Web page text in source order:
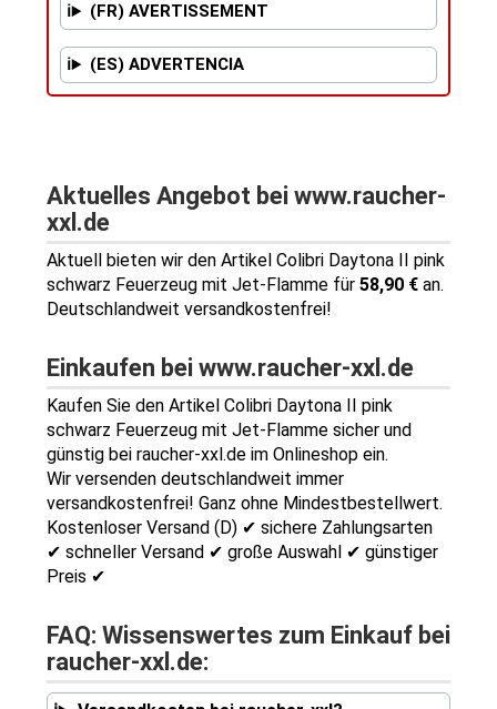
(FR) AVERTISSEMENT
(ES) ADVERTENCIA
Aktuelles Angebot bei www.raucher-
xxl.de
Aktuell bieten wir den Artikel Colibri Daytona II pink
schwarz Feuerzeug mit Jet-Flamme für 58,90 €an.
Deutschlandweit versandkostenfrei!
Einkaufen bei www.raucher-xxl.de
Kaufen Sie den Artikel Colibri Daytona II pink
schwarz Feuerzeug mit Jet-Flamme sicher und
günstig bei raucher-xxl.de im Onlineshop ein.
Wir versenden deutschlandweit immer
versandkostenfrei! Ganz ohne Mindestbestellwert.
Kostenloser Versand (D) ✔ sichere Zahlungsarten
✔ schneller Versand ✔ große Auswahl ✔ günstiger
Preis ✔
FAQ: Wissenswertes zum Einkauf bei
raucher-xxl.de: